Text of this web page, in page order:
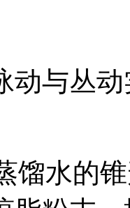
动与丛
馏水的